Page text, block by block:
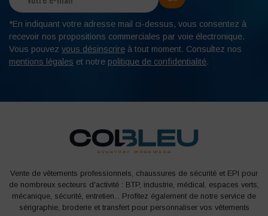
*En indiquant votre adresse mail ci-dessus, vous consentez à
recevoir nos propositions commerciales par voie électronique.
Vous pouvez vous désinscrire à tout moment. Consultez nos
mentions légales et notre politique de confidentialité.
Vente de vêtements professionnels, chaussures de sécurité et EPI pour
de nombreux secteurs d'activité : BTP, industrie, médical, espaces verts,
mécanique, sécurité, entretien... Profitez également de notre service de
sérigraphie, broderie et transfert pour personnaliser vos vêtements